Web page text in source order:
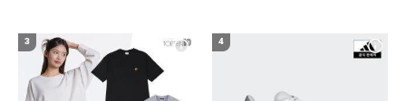
3 4